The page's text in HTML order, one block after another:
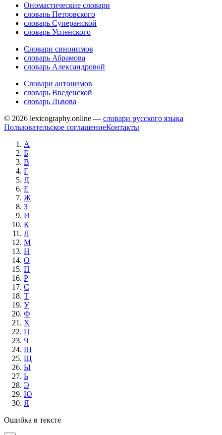
Ономастические словари
словарь Петровского
словарь Суперанской
словарь Успенского
Словари синонимов
словарь Абрамова
словарь Александровой
Словари антонимов
словарь Введенской
словарь Львова
© 2026 lexicography.online — словари русского языка
Пользовательское соглашениеКонтакты
А
Б
В
Г
Д
Е
Ж
З
И
К
Л
М
Н
О
П
Р
С
Т
У
Ф
Х
Ц
Ч
Ш
Щ
Ы
Ь
Э
Ю
Я
Ошибка в тексте